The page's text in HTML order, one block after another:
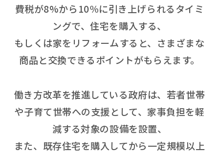
費税が8%から10％に引き上げられるタイミ
ングで、住宅を購入する、
もしくは家をリフォームすると、さまざまな
商品と交換できるポイントがもらえます。
働き方改革を推進している政府は、若者世帯
や子育て世帯への支援として、家事負担を軽
減する対象の設備を設置、
また、既存住宅を購入してから一定規模以上